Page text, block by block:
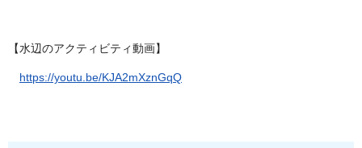
【水辺のアクティビティ動画】
https://youtu.be/KJA2mXznGqQ